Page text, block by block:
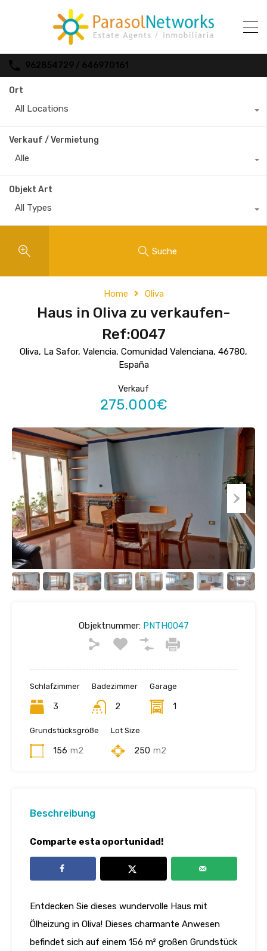
962854729 / 646970161
Ort
All Locations
Verkauf / Vermietung
Alle
Objekt Art
All Types
Suche
Home Oliva
Haus in Oliva zu verkaufen-
Ref:0047
Oliva, La Safor, Valencia, Comunidad Valenciana, 46780,
España
Verkauf
275.000€
Objektnummer:PNTH0047
Schlafzimmer
3
Badezimmer
2
Garage
1
Grundstücksgröße
156 m2
Lot Size
250 m2
Beschreibung
Comparte esta oportunidad!
Entdecken Sie dieses wundervolle Haus mit
Ölheizung in Oliva! Dieses charmante Anwesen
befindet sich auf einem 156 m² großen Grundstück